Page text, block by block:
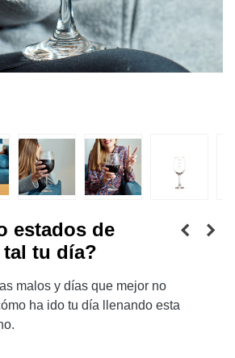
estados de
tu día?
malos y días que mejor no
ha ido tu día llenando esta